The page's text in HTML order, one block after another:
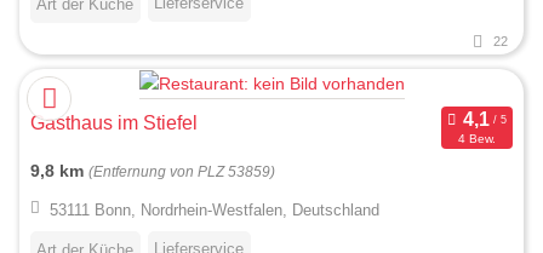
Art der Küche
22
Gasthaus im Stiefel
4 Bew.
9,8 km (Entfernung von PLZ 53859)
53111 Bonn, Nordrhein-Westfalen, Deutschland
Lieferservice